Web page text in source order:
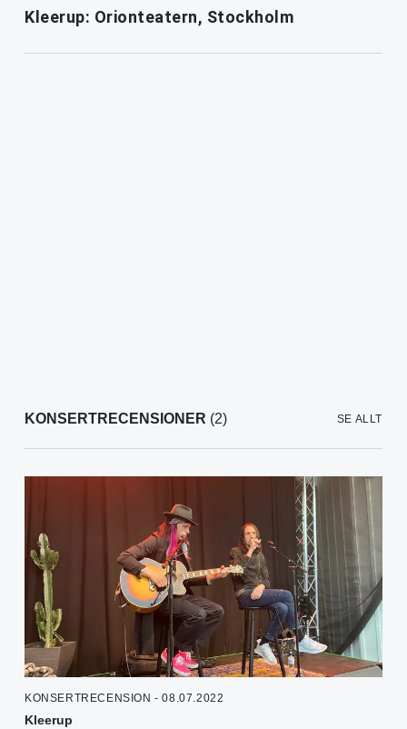
Kleerup: Orionteatern, Stockholm
KONSERTRECENSIONER (2) SE ALLT
KONSERTRECENSION - 08.07.2022
Kleerup